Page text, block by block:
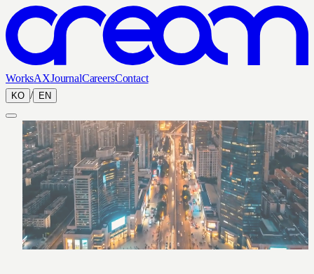
WorksAXJournalCareersContact
KO / EN